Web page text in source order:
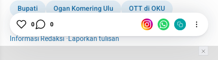
Bupati Ogan Komering Ulu
OTT di OKU
Kabar Daerah
Informasi Redaksi·Laporkan tulisan
0 0